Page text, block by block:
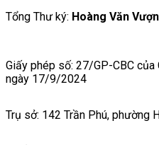
Tổng Thư ký: Hoàng Văn
Giấy phép số: 27/GP-CBC
ngày 17/9/2024
Trụ sở: 142 Trần Phú, phường